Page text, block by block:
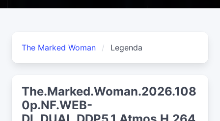
The Marked Woman Legenda
The.Marked.Woman.2026.108
0p.NF.WEB-